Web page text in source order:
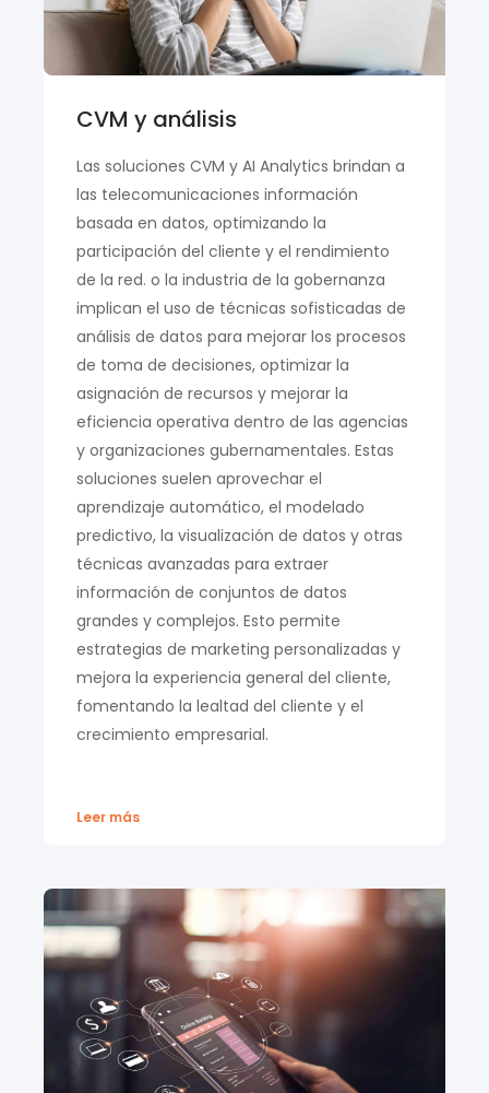
CVM y análisis
Las soluciones CVM y AI Analytics brindan a
las telecomunicaciones información
basada en datos, optimizando la
participación del cliente y el rendimiento
de la red. o la industria de la gobernanza
implican el uso de técnicas sofisticadas de
análisis de datos para mejorar los procesos
de toma de decisiones, optimizar la
asignación de recursos y mejorar la
eficiencia operativa dentro de las agencias
y organizaciones gubernamentales. Estas
soluciones suelen aprovechar el
aprendizaje automático, el modelado
predictivo, la visualización de datos y otras
técnicas avanzadas para extraer
información de conjuntos de datos
grandes y complejos. Esto permite
estrategias de marketing personalizadas y
mejora la experiencia general del cliente,
fomentando la lealtad del cliente y el
crecimiento empresarial.
Leer más